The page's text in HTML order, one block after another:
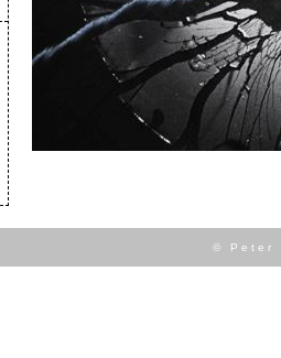
© Peter